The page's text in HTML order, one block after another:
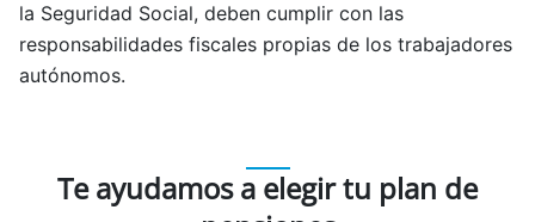
la Seguridad Social, deben cumplir con las
responsabilidades fiscales propias de los trabajadores
autónomos.
Te ayudamos a elegir tu plan de